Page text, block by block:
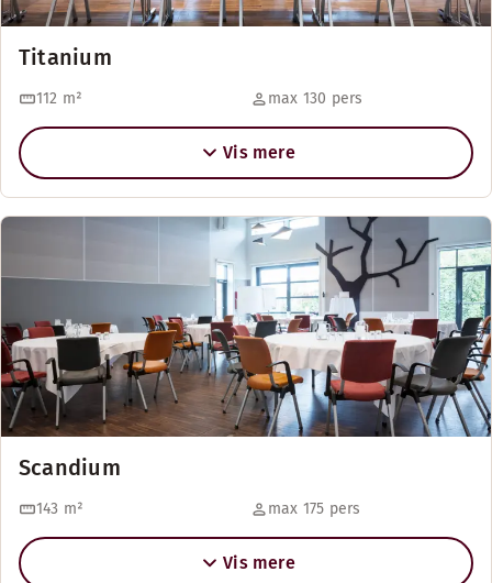
Titanium
112 m² max 130 pers
Vis mere
Scandium
143 m² max 175 pers
Vis mere